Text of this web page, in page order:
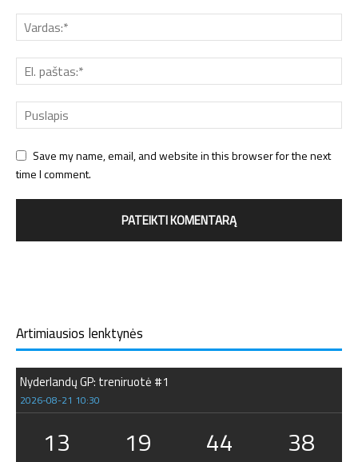
Save my name, email, and website in this browser for the next
time I comment.
Artimiausios lenktynės
Nyderlandų GP: treniruotė #1
2026-08-21 10:30
13 19 44 38